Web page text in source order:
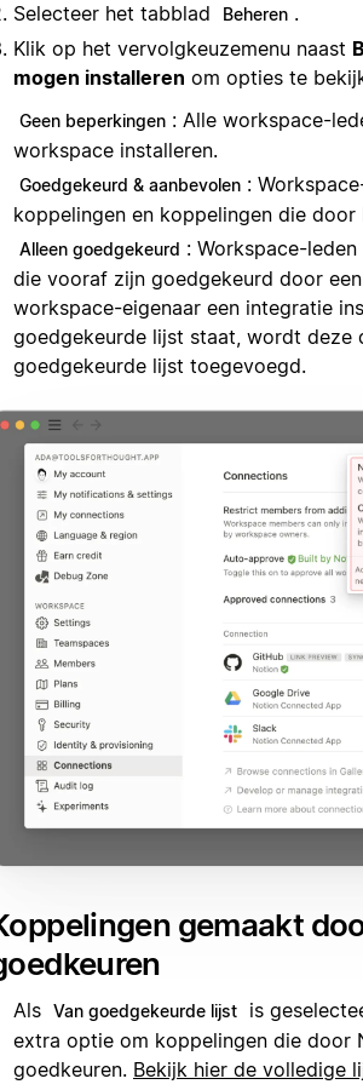
Selecteer het tabblad Beheren .
Klik op het vervolgkeuzemenu naast
mogen installeren om opties te
Geen beperkingen : Alle workspace-
workspace installeren.
Goedgekeurd & aanbevolen :
koppelingen en koppelingen die
Alleen goedgekeurd : Workspace-
die vooraf zijn goedgekeurd door
workspace-eigenaar een integratie
goedgekeurde lijst staat, wordt deze
goedgekeurde lijst toegevoegd.
gemaakt
Als Van goedgekeurde lijst
is
extra optie om koppelingen die door
goedkeuren. Bekijk hier de volledige